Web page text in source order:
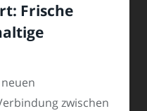
Frische
zwischen